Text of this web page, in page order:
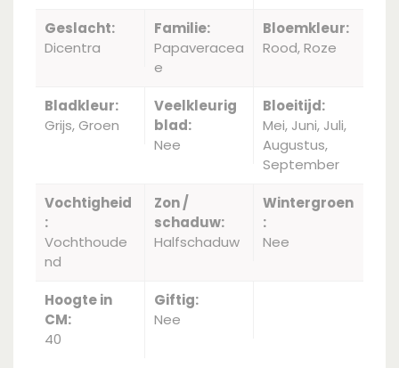
Geslacht:
Dicentra
Familie:
Papaveracea
e
Bloemkleur:
Rood, Roze
Bladkleur:
Grijs, Groen
Veelkleurig
blad:
Nee
Bloeitijd:
Mei, Juni, Juli,
Augustus,
September
Vochtigheid
:
Vochthoude
nd
Zon /
schaduw:
Halfschaduw
Wintergroen
:
Nee
Hoogte in
CM:
40
Giftig:
Nee